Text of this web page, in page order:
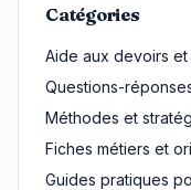
Catégories
Aide aux devoirs
Questions-
Méthodes et
Fiches métiers et
Guides pratiques